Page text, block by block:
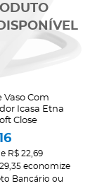
Vaso Com
Icasa Etna
Close
R$ 22,69
economize
Bancário ou